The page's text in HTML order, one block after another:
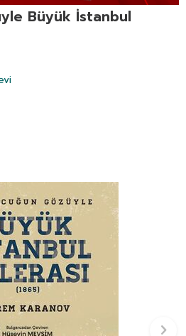
Büyük İstanbul